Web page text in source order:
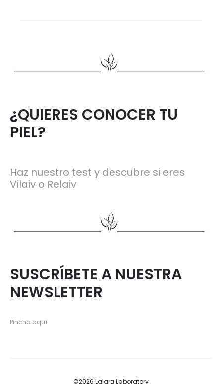
¿QUIERES CONOCER TU
PIEL?
Haz nuestro test y descubre si eres
Vilaiv o Relaiv
SUSCRÍBETE A NUESTRA
NEWSLETTER
Pincha aquí
©2026 Lajara Laboratory